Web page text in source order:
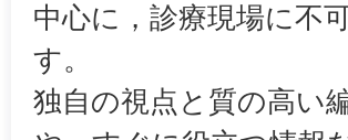
中心に，診療現場に不
す。
独自の視点と質の高い